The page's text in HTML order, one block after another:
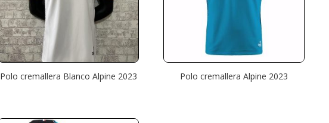
Polo cremallera Blanco Alpine 2023 Polo cremallera Alpine 2023